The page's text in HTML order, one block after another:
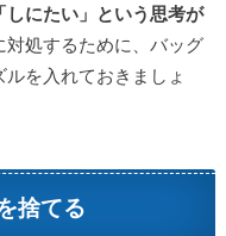
にたい」という思考が
対処するために、バッグ
を入れておきましょ
捨てる